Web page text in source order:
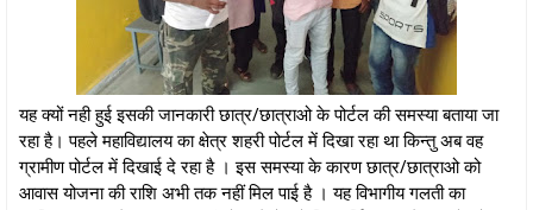
यह क्यों नही हुई इसकी जानकारी छात्र/छात्राओ के पोर्टल की समस्या बताया जा
रहा है। पहले महाविद्यालय का क्षेत्र शहरी पोर्टल में दिखा रहा था किन्तु अब वह
ग्रामीण पोर्टल में दिखाई दे रहा है । इस समस्या के कारण छात्र/छात्राओ को
आवास योजना की राशि अभी तक नहीं मिल पाई है । यह विभागीय गलती का